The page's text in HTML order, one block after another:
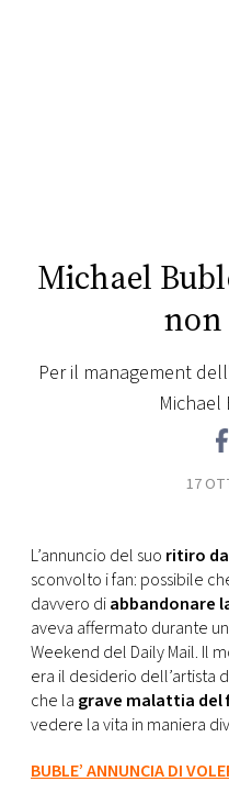
PRINCIPATO
Michael
non
Per il management
Michael
17
L’annuncio del suo ritiro
sconvolto i fan: possibile
davvero diabbandonare
aveva affermato durante
Weekend del Daily Mail. Il
era il desiderio dell’artista
che la grave malattia del
vedere la vita in maniera
BUBLE’ ANNUNCIA DI